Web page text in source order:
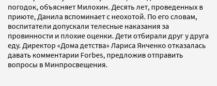
погодок, объясняет Милохин. Десять лет, проведенных в
приюте, Данила вспоминает с неохотой. По его словам,
воспитатели допускали телесные наказания за
провинности и плохие оценки. Дети отбирали друг у друга
еду. Директор «Дома детства» Лариса Янченко отказалась
давать комментарии Forbes, предложив отправить
вопросы в Минпросвещения.